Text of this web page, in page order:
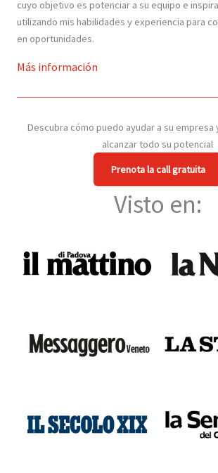
cuyo objetivo es potenciar a su equipo e
utilizando mis habilidades y experiencia para
en oportunidades.
Más información
Descubra cómo puedo ayudar a su empresa
alcanzar todo su potencial
Prenota la call gratuita
Visto en: